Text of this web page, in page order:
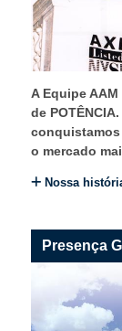
A Equipe
de
o mercado
Nossa
Presença